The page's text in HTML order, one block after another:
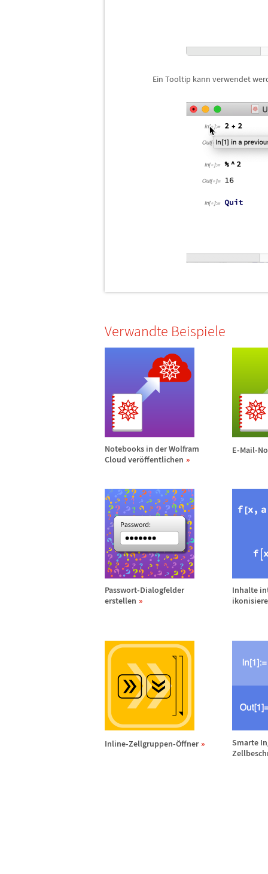
Ein Tooltip kann verwendet
Verwandte Beispiele
Notebooks in der Wolfram
Cloud veröffentlichen
E-Mail-
Passwort-Dialogfelder
erstellen
Inhalte
Inline-Zellgruppen-Öffner
Smarte